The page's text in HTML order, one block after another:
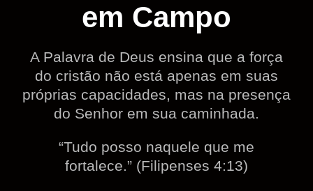
em Campo
A Palavra de Deus ensina que a força
do cristão não está apenas em suas
próprias capacidades, mas na presença
do Senhor em sua caminhada.
“Tudo posso naquele que me
fortalece.” (Filipenses 4:13)